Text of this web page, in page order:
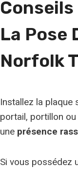
e
a
e
La Pose
Norfolk
Installez la plaque
portail, portillon
une présence
Si vous possédez